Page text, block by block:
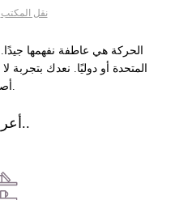
نقل المكتب
الحركة هي عاطفة نفهمها جيدًا.
المتحدة أو دوليًا. نعدك
أعرف أكثر..